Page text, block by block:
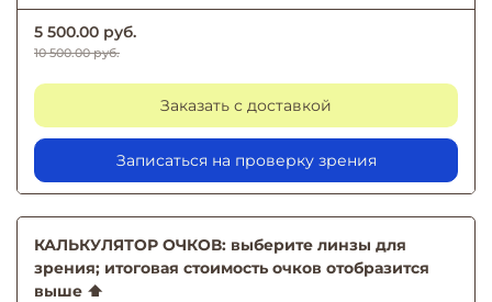
5 500.00 руб.
10 500.00 руб.
Заказать с доставкой
Записаться на проверку зрения
КАЛЬКУЛЯТОР ОЧКОВ: выберите линзы для
зрения; итоговая стоимость очков отобразится
выше ⬆️